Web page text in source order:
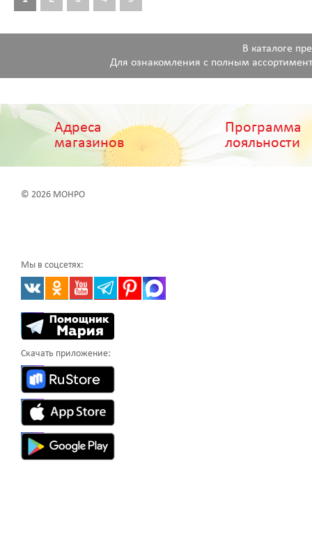
В каталоге
Для ознакомления с полным
Адреса
магазинов
Программа
лояльности
© 2026 МОНРО
Мы в соцсетях:
Скачать приложение: